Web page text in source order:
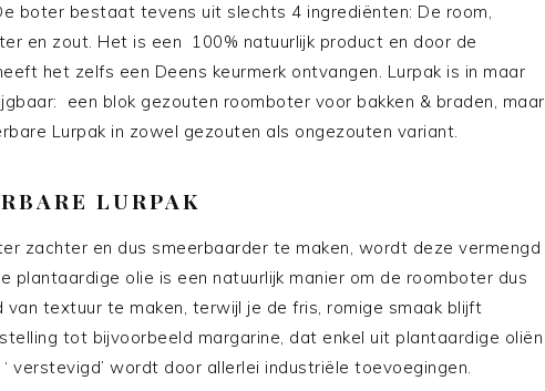
boter bestaat tevens uit slechts 4 ingrediënten: De room,
en zout. Het is een 100% natuurlijk product en door de
het zelfs een Deens keurmerk ontvangen. Lurpak is in maar
een blok gezouten roomboter voor bakken & braden, maar
Lurpak in zowel gezouten als ongezouten variant.
LURPAK
zachter en dus smeerbaarder te maken, wordt deze vermengd
plantaardige olie is een natuurlijk manier om de roomboter dus
van textuur te maken, terwijl je de fris, romige smaak blijft
tot bijvoorbeeld margarine, dat enkel uit plantaardige oliën
verstevigd’ wordt door allerlei industriële toevoegingen.